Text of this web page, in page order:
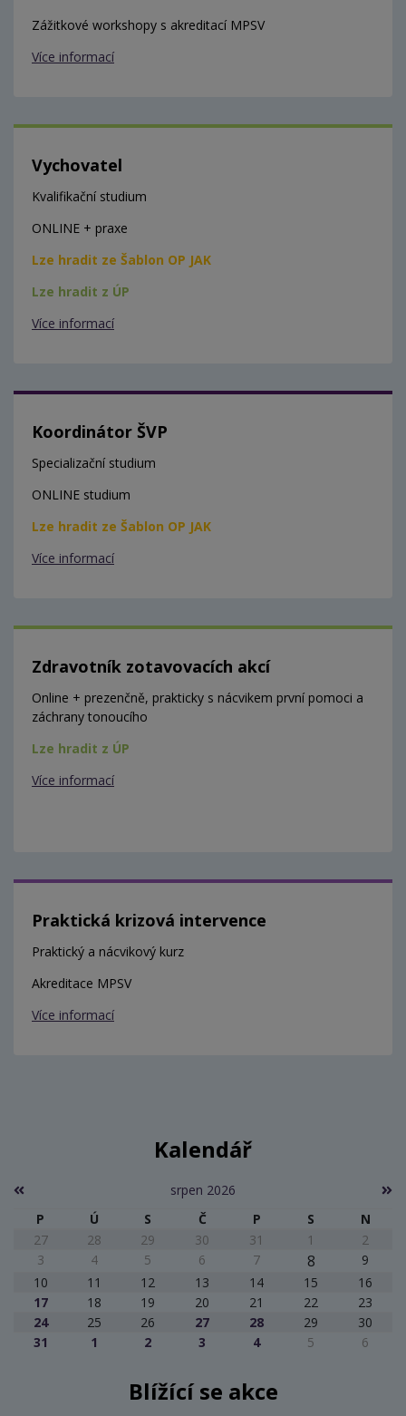
Zážitkové workshopy s akreditací MPSV
Více informací
Vychovatel
Kvalifikační studium
ONLINE + praxe
Lze hradit ze Šablon OP JAK
Lze hradit z ÚP
Více informací
Koordinátor ŠVP
Specializační studium
ONLINE studium
Lze hradit ze Šablon OP JAK
Více informací
Zdravotník zotavovacích akcí
Online + prezenčně, prakticky s nácvikem první pomoci a
záchrany tonoucího
Lze hradit z ÚP
Více informací
Praktická krizová intervence
Praktický a nácvikový kurz
Akreditace MPSV
Více informací
Kalendář
srpen 2026
P
Ú S Č P S
N
27
28 29 30 31 1
2
3
4 5 6 7 8
9
10
11 12 13 14 15
16
17
18 19 20 21 22
23
24
25 26 27 28 29
30
31
1 2 3 4 5 6
Blížící se akce